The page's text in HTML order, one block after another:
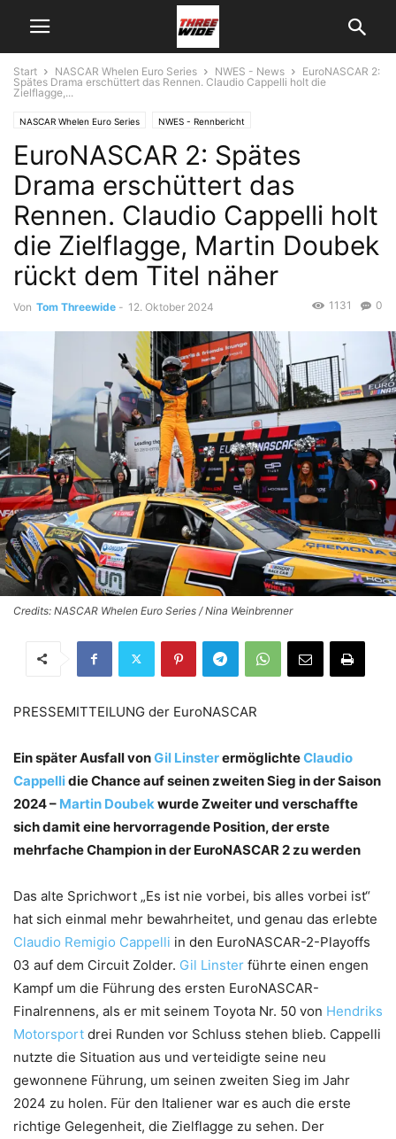
Start NASCAR Whelen Euro Series NWES - News
EuroNASCAR 2:
Spätes Drama erschüttert das Rennen. Claudio Cappelli holt die
Zielflagge,...
NASCAR Whelen Euro Series NWES - Rennbericht
EuroNASCAR 2: Spätes
Drama erschüttert das
Rennen. Claudio Cappelli holt
die Zielflagge, Martin Doubek
rückt dem Titel näher
Von Tom Threewide - 12. Oktober 2024 0
1131
Credits: NASCAR Whelen Euro Series / Nina Weinbrenner
PRESSEMITTEILUNG der EuroNASCAR
Ein später Ausfall vonGil LinsterermöglichteClaudio
Cappellidie Chance auf seinen zweiten Sieg in der Saison
2024 – Martin Doubekwurde Zweiter und verschaffte
sich damit eine hervorragende Position, der erste
mehrfache Champion in der EuroNASCAR 2 zu werden
Das alte Sprichwort „Es ist nie vorbei, bis alles vorbei ist“
hat sich einmal mehr bewahrheitet, und genau das erlebte
Claudio Remigio Cappelli in den EuroNASCAR-2-Playoffs
03 auf dem Circuit Zolder. Gil Linster führte einen engen
Kampf um die Führung des ersten EuroNASCAR-
Finalrennens, als er mit seinem Toyota Nr. 50 von Hendriks
Motorsport drei Runden vor Schluss stehen blieb. Cappelli
nutzte die Situation aus und verteidigte seine neu
gewonnene Führung, um seinen zweiten Sieg im Jahr
2024 zu holen. Für den Italiener war es auch die erste
richtige Gelegenheit, die Zielflagge zu sehen. Der